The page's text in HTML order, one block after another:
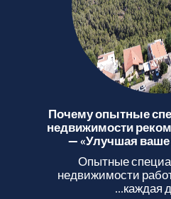
Почему опытные
недвижимости
— «Улучшая ваше
Опытные
недвижимости
каждая